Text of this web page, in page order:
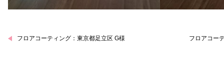
フロアコーティング：東京都足立区 G様 フロアコー